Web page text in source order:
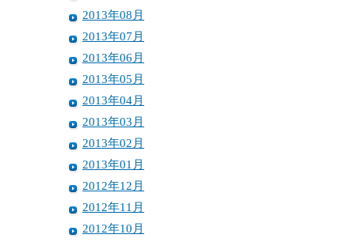
2013年08月
2013年07月
2013年06月
2013年05月
2013年04月
2013年03月
2013年02月
2013年01月
2012年12月
2012年11月
2012年10月